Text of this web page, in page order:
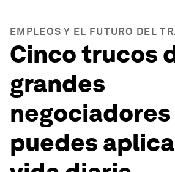
EMPLEOS Y EL FUTURO DEL
Cinco trucos
grandes
puedes